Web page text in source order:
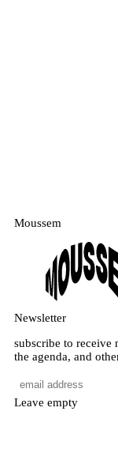
Moussem
Newsletter
subscribe to receive
the agenda, and
Leave empty